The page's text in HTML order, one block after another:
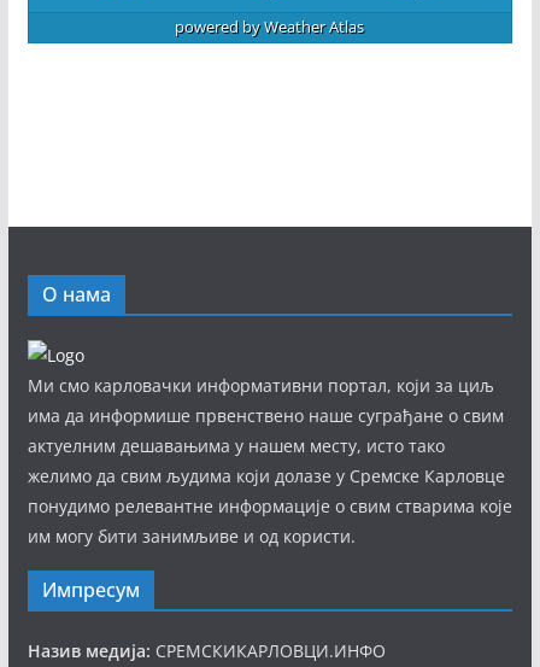
powered byWeather Atlas
О нама
Ми смо карловачки информативни портал, који за циљ
има да информише првенствено наше суграђане о свим
актуелним дешавањима у нашем месту, исто тако
желимо да свим људима који долазе у Сремске Карловце
понудимо релевантне информације о свим стварима које
им могу бити занимљиве и од користи.
Импресум
Назив медија: СРЕМСКИКАРЛОВЦИ.ИНФО